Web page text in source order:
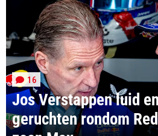
Jos Verstappen luid
geruchten rondom
16